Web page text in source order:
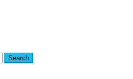
Search